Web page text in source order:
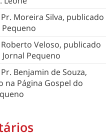
Moreira Silva, publicado
Pequeno
Veloso, publicado
Jornal Pequeno
Benjamin de Souza,
na Página Gospel do